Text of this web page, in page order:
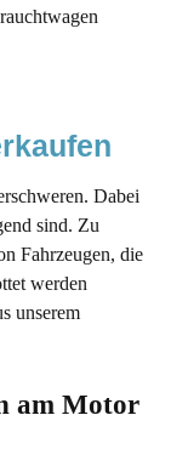
Dabei
sind. Zu
Fahrzeugen, die
werden
unserem
am Motor